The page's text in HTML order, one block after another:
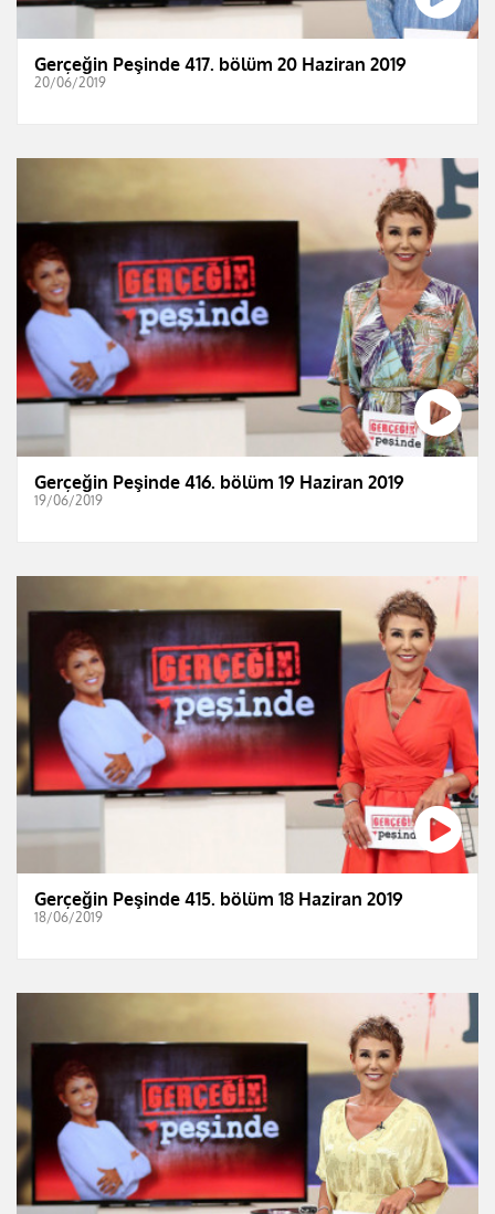
Gerçeğin Peşinde 417. bölüm 20 Haziran 2019
20/06/2019
Gerçeğin Peşinde 416. bölüm 19 Haziran 2019
19/06/2019
Gerçeğin Peşinde 415. bölüm 18 Haziran 2019
18/06/2019